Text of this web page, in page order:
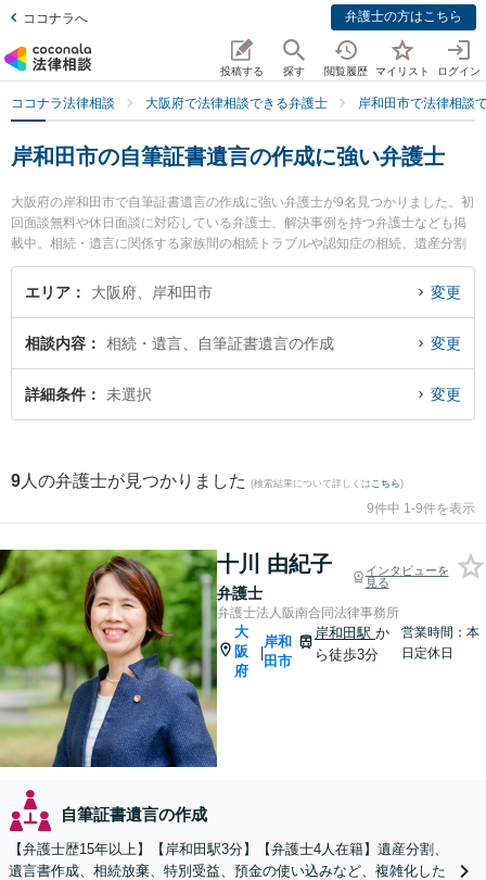
ココナラへ 弁護士の方はこちら
投稿する 探す 閲覧履歴 マイリスト ログイン
ココナラ法律相談 大阪府で法律相談できる弁護士 岸和田市で法律相談
岸和田市の自筆証書遺言の作成に強い弁護士
大阪府の岸和田市で自筆証書遺言の作成に強い弁護士が9名見つかりました。初
回面談無料や休日面談に対応している弁護士、解決事例を持つ弁護士なども掲
載中。相続・遺言に関係する家族間の相続トラブルや認知症の相続、遺産分割
等の細かな分野での絞り込み検索もでき便利です。特に弁護士法人阪南合同法
律事務所の十川 由紀子弁護士やベリーベスト法律事務所 岸和田オフィスの河合
や夜間に発生した自筆証書遺言の作成のトラブルを今すぐに弁護士に相談した
い』『自筆証書遺言の作成のトラブル解決の実績豊富な近くの弁護士を検索し
たい』『初回相談無料で自筆証書遺言の作成を法律相談できる岸和田市内の弁
エリア 大阪府、岸和田市 変更
相談内容 相続・遺言、自筆証書遺言の作成 変更
詳細条件 未選択 変更
9 人の弁護士が見つかりました (検索結果について詳しくは こちら)
9件中 1-9件を表示
十川 由紀子
弁護士
インタビューを
見る
弁護士法人阪南合同法律事務所
大
阪
府
|
岸和
田市
岸和田駅か
ら徒歩3分
営業時間：本
日定休日
自筆証書遺言の作成
【弁護士歴15年以上】【岸和田駅3分】【弁護士4人在籍】遺産分割、
遺言書作成、相続放棄、特別受益、預金の使い込みなど、複雑化した